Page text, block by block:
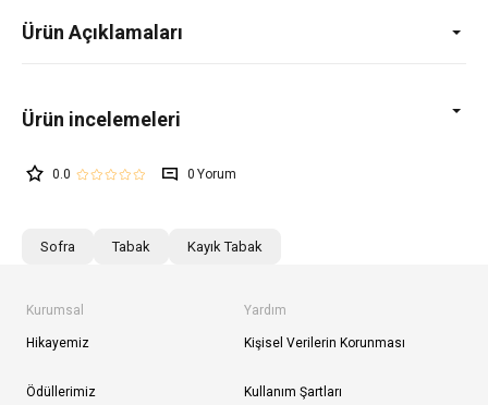
Ürün Açıklamaları
0.0 0
Sofra Tabak Kayık Tabak
Kurumsal
Hikayemiz
Ödüllerimiz
Yardım
Kişisel Verilerin Korunması
Kullanım Şartları